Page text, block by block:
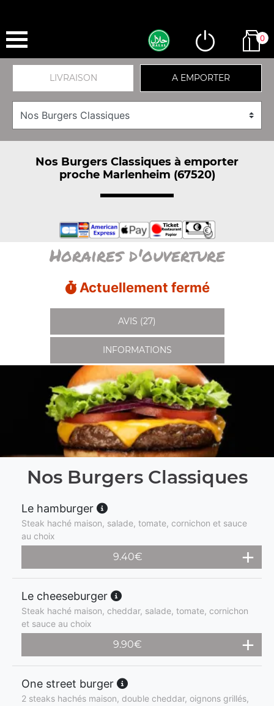
0
LIVRAISON A EMPORTER
Nos Burgers Classiques à emporter
proche Marlenheim (67520)
Horaires d'ouverture
Actuellement fermé
AVIS (27)
INFORMATIONS
Nos Burgers Classiques
Le hamburger
Steak haché maison, salade, tomate, cornichon et sauce
au choix
9.40€
Le cheeseburger
Steak haché maison, cheddar, salade, tomate, cornichon
et sauce au choix
9.90€
One street burger
2 steaks hachés maison, double cheddar, oignons grillés,